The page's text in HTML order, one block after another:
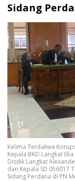
Sidang
Kelima Terdakwa
Kepala BKD Langkat
Disdik Langkat
dan Kepala SD 056017
Sidang Perdana di PN